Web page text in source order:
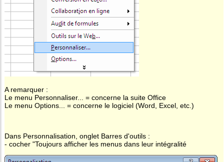
A remarquer :
Le menu Personnaliser... = concerne la suite Office
Le menu Options... = concerne le logiciel (Word, Excel, etc.)
Dans Personnalisation, onglet Barres d'outils :
- cocher "Toujours afficher les menus dans leur intégralité